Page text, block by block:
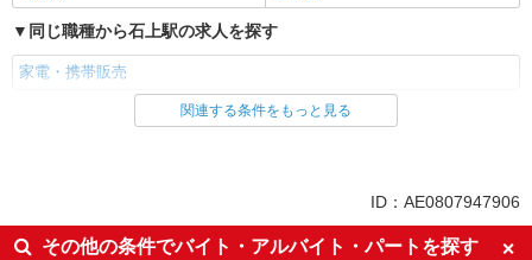
同じ職種から石上駅の求人を探す
家電・携帯販売
同じ雇用形態から石上駅の求人を探す
即日勤務OK
履歴書不要
関連する条件をもっと見る
ID：AE0807947906
その他の条件でバイト・アルバイト・パートを探す